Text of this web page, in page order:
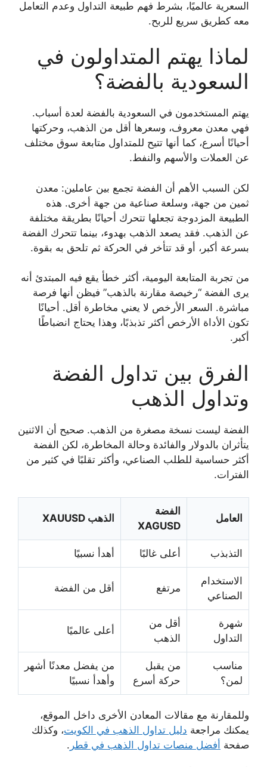
السعرية عالميًا، بشرط فهم طبيعة التداول وعدم التعامل
معه كطريق سريع للربح.
لماذا يهتم المتداولون في
السعودية بالفضة؟
يهتم المستخدمون في السعودية بالفضة لعدة أسباب.
فهي معدن معروف، وسعرها أقل من الذهب، وحركتها
أحيانًا أسرع، كما أنها تتيح للمتداول متابعة سوق مختلف
عن العملات والأسهم والنفط.
لكن السبب الأهم أن الفضة تجمع بين عاملين: معدن
ثمين من جهة، وسلعة صناعية من جهة أخرى. هذه
الطبيعة المزدوجة تجعلها تتحرك أحيانًا بطريقة مختلفة
عن الذهب. فقد يصعد الذهب بهدوء، بينما تتحرك الفضة
بسرعة أكبر، أو قد تتأخر في الحركة ثم تلحق به بقوة.
من تجربة المتابعة اليومية، أكثر خطأ يقع فيه المبتدئ أنه
يرى الفضة “رخيصة مقارنة بالذهب” فيظن أنها فرصة
مباشرة. السعر الأرخص لا يعني مخاطرة أقل. أحيانًا
تكون الأداة الأرخص أكثر تذبذبًا، وهذا يحتاج انضباطًا
أكبر.
الفرق بين تداول الفضة
وتداول الذهب
الفضة ليست نسخة مصغرة من الذهب. صحيح أن الاثنين
يتأثران بالدولار والفائدة وحالة المخاطرة، لكن الفضة
أكثر حساسية للطلب الصناعي، وأكثر تقلبًا في كثير من
الفترات.
العامل
الفضة
XAGUSD
الذهب XAUUSD
التذبذب أعلى غالبًا أهدأ نسبيًا
الاستخدام
الصناعي
مرتفع أقل من الفضة
شهرة
التداول
أقل من
الذهب
أعلى عالميًا
مناسب
لمن؟
من يقبل
حركة أسرع
من يفضل معدنًا أشهر
وأهدأ نسبيًا
وللمقارنة مع مقالات المعادن الأخرى داخل الموقع،
يمكنك مراجعة دليل تداول الذهب في الكويت، وكذلك
صفحة أفضل منصات تداول الذهب في قطر .